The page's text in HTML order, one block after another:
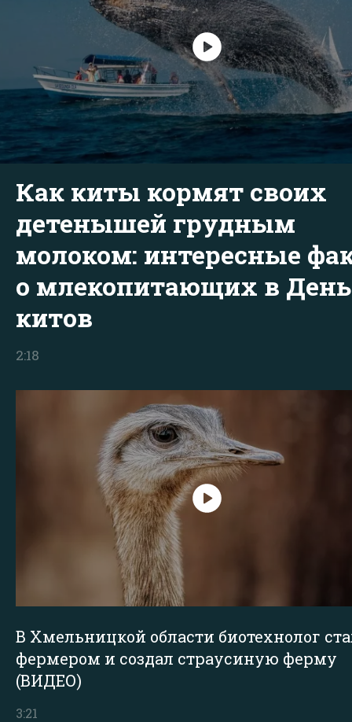
Как киты кормят своих
детенышей грудным
молоком: интересные
о млекопитающих в День
китов
2:18
В Хмельницкой области биотехнолог
фермером и создал страусиную ферму
(ВИДЕО)
3:21